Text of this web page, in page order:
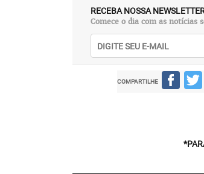
RECEBA NOSSA
Comece o dia com as notícias
COMPARTILHE